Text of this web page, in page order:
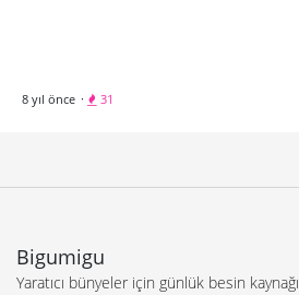
8 yıl önce · 31
Bigumigu
Yaratıcı bünyeler için günlük besin kaynağı